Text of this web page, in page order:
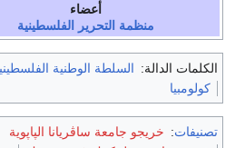
أعضاء
منظمة التحرير الفلسطينية
الكلمات الدالة: السلطة الوطنية
كولومبيا
تصنيفات: خريجو جامعة ساڤريانا الپاپوية